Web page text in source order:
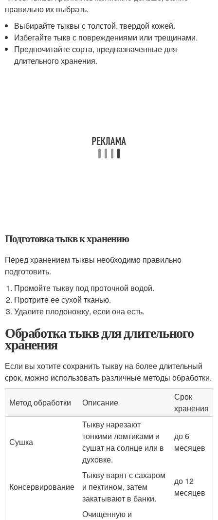
правильно их выбрать.
Выбирайте тыквы с толстой, твердой кожей.
Избегайте тыкв с повреждениями или трещинами.
Предпочитайте сорта, предназначенные для
длительного хранения.
Подготовка тыкв к хранению
Перед хранением тыквы необходимо правильно
подготовить.
Промойте тыкву под проточной водой.
Протрите ее сухой тканью.
Удалите плодоножку, если она есть.
Обработка тыкв для длительного
хранения
Если вы хотите сохранить тыкву на более длительный
срок, можно использовать различные методы обработки.
Метод обработки Описание
Срок
хранения
Сушка
Тыкву нарезают
тонкими ломтиками и
сушат на солнце или в
духовке.
до 6
месяцев
Консервирование
Тыкву варят с сахаром
и пектином, затем
закатывают в банки.
до 12
месяцев
Очищенную и